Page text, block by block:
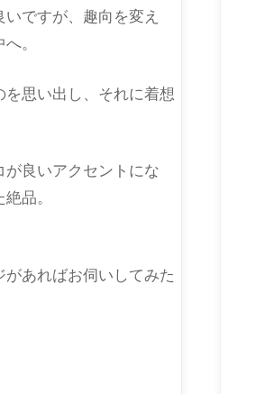
ですが、趣向を変え
。
思い出し、それに着想
良いアクセントにな
品。
あればお伺いしてみた